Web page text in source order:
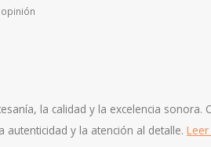
la calidad y la excelencia sonora.
y la atención al detalle.